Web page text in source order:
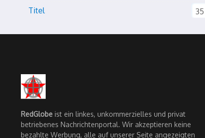
Titel
35
RedGlobe ist ein linkes, unkommerzielles und privat
betriebenes Nachrichtenportal. Wir akzeptieren keine
bezahlte Werbung, alle auf unserer Seite angezeigten